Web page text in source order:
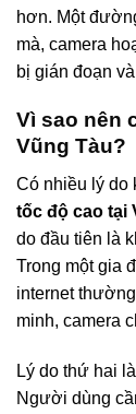
hơn. Một
mà, camera
bị gián đoạn
Vì sao nên
Vũng Tàu?
Có nhiều lý do
tốc độ cao tại
do đầu tiên là
Trong một gia
internet
minh, camera
Lý do thứ hai
Người dùng